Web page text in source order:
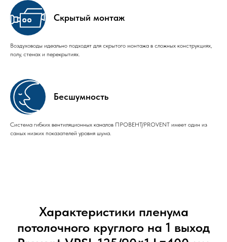
Скрытый монтаж
Воздуховоды идеально подходят для скрытого монтажа в сложных конструкциях,
полу, стенах и перекрытиях.
Бесшумность
Система гибких вентиляционных каналов ПРОВЕНТ/PROVENT имеет один из
самых низких показателей уровня шума.
Характеристики пленума
потолочного круглого на 1 выход